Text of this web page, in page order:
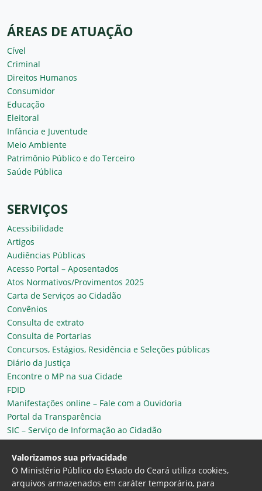
ÁREAS DE ATUAÇÃO
Cível
Criminal
Direitos Humanos
Consumidor
Educação
Eleitoral
Infância e Juventude
Meio Ambiente
Patrimônio Público e do Terceiro
Saúde Pública
SERVIÇOS
Acessibilidade
Artigos
Audiências Públicas
Acesso Portal – Aposentados
Atos Normativos/Provimentos 2025
Carta de Serviços ao Cidadão
Convênios
Consulta de extrato
Consulta de Portarias
Concursos, Estágios, Residência e Seleções públicas
Diário da Justiça
Encontre o MP na sua Cidade
FDID
Manifestações online – Fale com a Ouvidoria
Portal da Transparência
SIC – Serviço de Informação ao Cidadão
Plantão MP do Ceará
Secretaria Geral
Valorizamos sua privacidade
O Ministério Público do Estado do Ceará utiliza cookies,
arquivos armazenados em caráter temporário, para